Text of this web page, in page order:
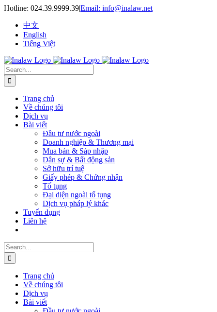
Skip
content
Hotline: 024.39.9999.39|Email: info@inalaw.net
中文
English
Tiếng Việt
Search
for:
Trang chủ
Về chúng tôi
Dịch vụ
Bài viết
Đầu tư nước ngoài
Doanh nghiệp & Thương mại
Mua bán & Sáp nhập
Dân sự & Bất động sản
Sở hữu trí tuệ
Giấy phép & Chứng nhận
Tố tụng
Đại diện ngoài tố tụng
Dịch vụ pháp lý khác
Tuyển dụng
Liên hệ
Search
for:
Trang chủ
Về chúng tôi
Dịch vụ
Bài viết